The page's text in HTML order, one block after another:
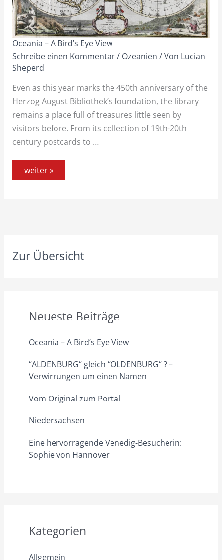
Oceania – A Bird’s Eye View
Schreibe einen Kommentar/ Ozeanien / Von Lucian
Sheperd
Even as this year marks the 450th anniversary of the
Herzog August Bibliothek’s foundation, the library
remains a place full of treasures little seen by
visitors before. From its collection of 19th-20th
century postcards to …
weiter »
Zur Übersicht
Neueste Beiträge
Oceania – A Bird’s Eye View
“ALDENBURG“ gleich “OLDENBURG“ ? –
Verwirrungen um einen Namen
Vom Original zum Portal
Niedersachsen
Eine hervorragende Venedig-Besucherin:
Sophie von Hannover
Kategorien
Allgemein